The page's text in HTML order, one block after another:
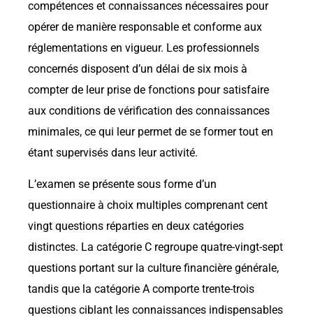
compétences et connaissances nécessaires pour
opérer de manière responsable et conforme aux
réglementations en vigueur. Les professionnels
concernés disposent d’un délai de six mois à
compter de leur prise de fonctions pour satisfaire
aux conditions de vérification des connaissances
minimales, ce qui leur permet de se former tout en
étant supervisés dans leur activité.
L’examen se présente sous forme d’un
questionnaire à choix multiples comprenant cent
vingt questions réparties en deux catégories
distinctes. La catégorie C regroupe quatre-vingt-sept
questions portant sur la culture financière générale,
tandis que la catégorie A comporte trente-trois
questions ciblant les connaissances indispensables